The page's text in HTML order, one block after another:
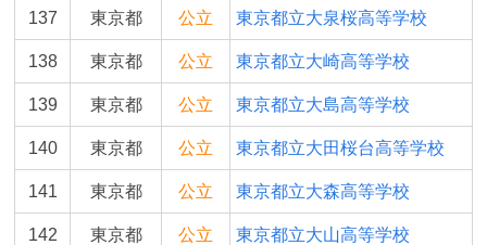
137 東京都 公立 東京都立大泉桜高等学校
138 東京都 公立 東京都立大崎高等学校
139 東京都 公立 東京都立大島高等学校
140 東京都 公立 東京都立大田桜台高等学校
141 東京都 公立 東京都立大森高等学校
142 東京都 公立 東京都立大山高等学校